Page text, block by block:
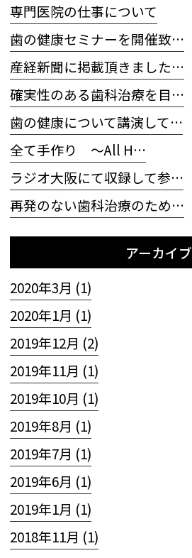
専門医院の仕事について
歯の健康セミナーを開催致…
産経新聞に掲載頂きました…
確実性のある歯科治療を目…
歯の健康について講演して…
全て手作り 〜All H…
ラジオ大阪にて収録して参…
再発のない歯科治療のため…
アーカイブ
2020年3月 (1)
2020年1月 (1)
2019年12月 (2)
2019年11月 (1)
2019年10月 (1)
2019年8月 (1)
2019年7月 (1)
2019年6月 (1)
2019年1月 (1)
2018年11月 (1)